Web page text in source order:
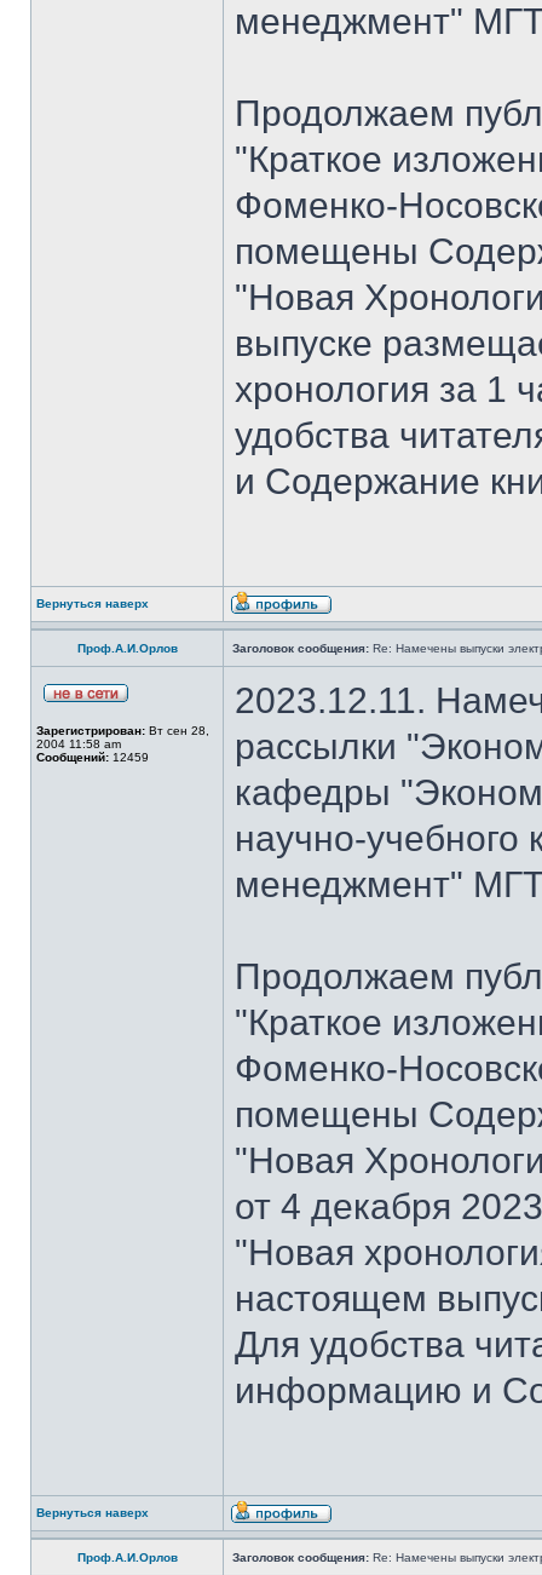
менеджмент"
Продолжаем
"Краткое
Фоменко-
помещены
"Новая
выпуске
хронология за 1
удобства
и Содержание
Вернуться наверх
Проф.А.И.Орлов Заголовок сообщения: Re: Намечены выпуски
Зарегистрирован: Вт сен 28,
2004 11:58 am
Сообщений: 12459
2023.12.11.
рассылки
кафедры
научно-
менеджмент"
Продолжаем
"Краткое
Фоменко-
помещены
"Новая
от 4 декабря
"Новая
настоящем
Для удобства
информацию и
Вернуться наверх
Проф.А.И.Орлов Заголовок сообщения: Re: Намечены выпуски